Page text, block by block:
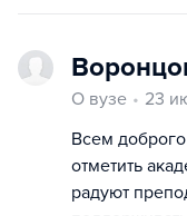
О вузе
23
Всем
отметить
радуют